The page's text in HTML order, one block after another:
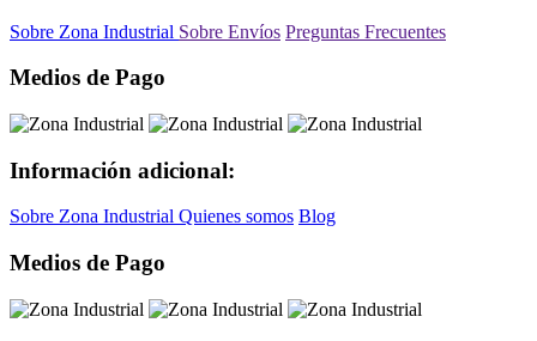
Sobre Zona Industrial Sobre Envíos Preguntas Frecuentes
Medios de Pago
Información adicional:
Sobre Zona Industrial Quienes somos Blog
Medios de Pago